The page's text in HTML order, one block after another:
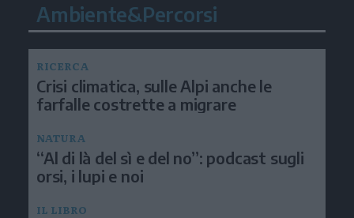
Ambiente&Percorsi
RICERCA
Crisi climatica, sulle Alpi anche le
farfalle costrette a migrare
NATURA
“Al di là del sì e del no”: podcast sugli
orsi, i lupi e noi
IL LIBRO